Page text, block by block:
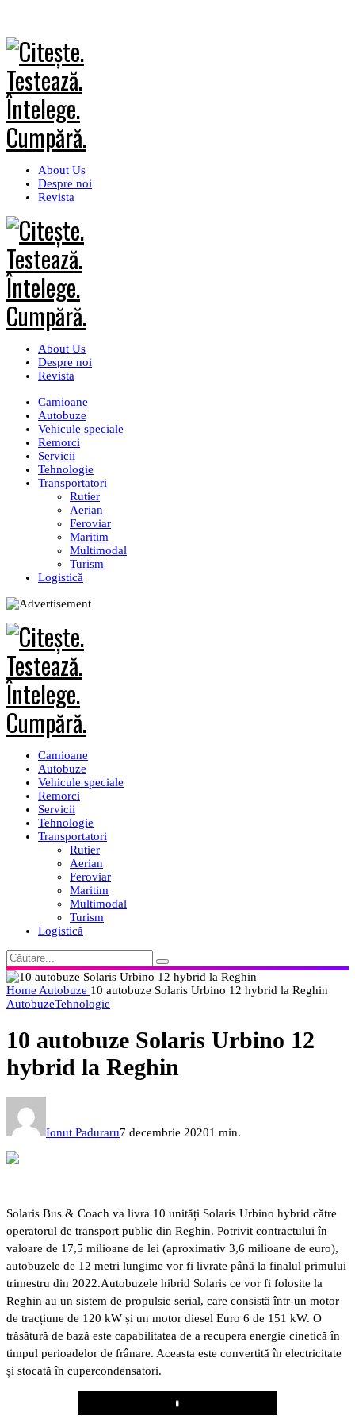
About Us
Despre noi
Revista
About Us
Despre noi
Revista
Camioane
Autobuze
Vehicule speciale
Remorci
Servicii
Tehnologie
Transportatori
Rutier
Aerian
Feroviar
Maritim
Multimodal
Turism
Logistică
Camioane
Autobuze
Vehicule speciale
Remorci
Servicii
Tehnologie
Transportatori
Rutier
Aerian
Feroviar
Maritim
Multimodal
Turism
Logistică
Home Autobuze 10 autobuze Solaris Urbino 12 hybrid la Reghin
AutobuzeTehnologie
10 autobuze Solaris Urbino 12
hybrid la Reghin
Ionut Paduraru7 decembrie 20201 min.
Solaris Bus & Coach va livra 10 unități Solaris Urbino hybrid către
operatorul de transport public din Reghin. Potrivit contractului în
valoare de 17,5 milioane de lei (aproximativ 3,6 milioane de euro),
autobuzele de 12 metri lungime vor fi livrate până la finalul primului
trimestru din 2022.Autobuzele hibrid Solaris ce vor fi folosite la
Reghin au un sistem de propulsie serial, care consistă într-un motor
de tracțiune de 120 kW și un motor diesel Euro 6 de 151 kW. O
trăsătură de bază este capabilitatea de a recupera energie cinetică în
timpul perioadelor de frânare. Aceasta este convertită în electricitate
și stocată în cupercondensatori.
Play